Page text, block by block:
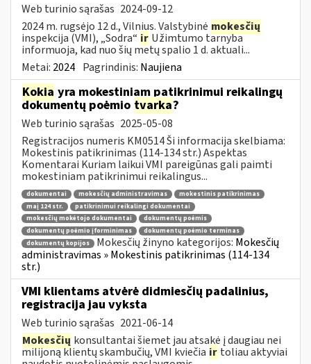
Web turinio sąrašas 2024-09-12
2024 m. rugsėjo 12 d., Vilnius. Valstybinė mokesčių
inspekcija (VMI), „Sodra“ ir Užimtumo tarnyba
informuoja, kad nuo šių metų spalio 1 d. aktuali...
Metai: 2024 Pagrindinis: Naujiena
Kokia yra mokestiniam patikrinimui reikalingų
dokumentų poėmio tvarka?
Web turinio sąrašas 2025-05-08
Registracijos numeris KM0514 Ši informacija skelbiama:
Mokestinis patikrinimas (114-134 str.) Aspektas
Komentarai Kuriam laikui VMI pareigūnas gali paimti
mokestiniam patikrinimui reikalingus...
dokumentai mokesčių administravimas
mokestinis patikrinimas
maį 124 str.
patikrinimui reikalingi dokumentai
mokesčių mokėtojo dokumentai
dokumentų poėmis
dokumentų poėmio įforminimas
dokumentų poėmio terminas
dokumentų kopijos
Mokesčių žinyno kategorijos: Mokesčių
administravimas » Mokestinis patikrinimas (114-134
str.)
VMI klientams atvėrė didmiesčių padalinius,
registracija jau vyksta
Web turinio sąrašas 2021-06-14
Mokesčių konsultantai šiemet jau atsakė į daugiau nei
milijoną klientų skambučių, VMI kviečia ir toliau aktyviai